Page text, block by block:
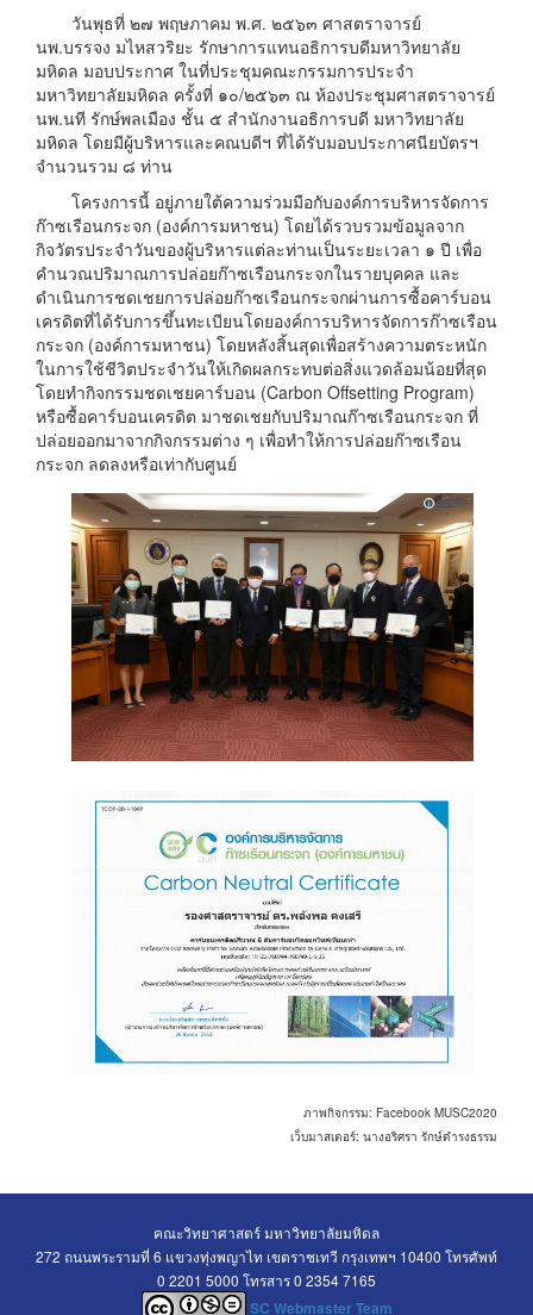
วันพุธที่ ๒๗ พฤษภาคม พ.ศ. ๒๕๖๓ ศาสตราจารย์
นพ.บรรจง มไหสวริยะ รักษาการแทนอธิการบดีมหาวิทยาลัย
มหิดล มอบประกาศ ในที่ประชุมคณะกรรมการประจำ
มหาวิทยาลัยมหิดล ครั้งที่ ๑๐/๒๕๖๓ ณ ห้องประชุมศาสตราจารย์
นพ.นที รักษ์พลเมือง ชั้น ๕ สำนักงานอธิการบดี มหาวิทยาลัย
มหิดล โดยมีผู้บริหารและคณบดีฯ ที่ได้รับมอบประกาศนียบัตรฯ
จำนวนรวม ๘ ท่าน
โครงการนี้ อยู่ภายใต้ความร่วมมือกับองค์การบริหารจัดการ
ก๊าซเรือนกระจก (องค์การมหาชน) โดยได้รวบรวมข้อมูลจาก
กิจวัตรประจำวันของผู้บริหารแต่ละท่านเป็นระยะเวลา ๑ ปี เพื่อ
คำนวณปริมาณการปล่อยก๊าซเรือนกระจกในรายบุคคล และ
ดำเนินการชดเชยการปล่อยก๊าซเรือนกระจกผ่านการซื้อคาร์บอน
เครดิตที่ได้รับการขึ้นทะเบียนโดยองค์การบริหารจัดการก๊าซเรือน
กระจก (องค์การมหาชน) โดยหลังสิ้นสุดเพื่อสร้างความตระหนัก
ในการใช้ชีวิตประจำวันให้เกิดผลกระทบต่อสิ่งแวดล้อมน้อยที่สุด
โดยทำกิจกรรมชดเชยคาร์บอน (Carbon Offsetting Program)
หรือซื้อคาร์บอนเครดิต มาชดเชยกับปริมาณก๊าซเรือนกระจก ที่
ปล่อยออกมาจากกิจกรรมต่าง ๆ เพื่อทำให้การปล่อยก๊าซเรือน
กระจก ลดลงหรือเท่ากับศูนย์
ภาพกิจกรรม: Facebook MUSC2020
เว็บมาสเตอร์: นางอริศรา รักษ์ดำรงธรรม
คณะวิทยาศาสตร์ มหาวิทยาลัยมหิดล
272 ถนนพระรามที่ 6 แขวงทุ่งพญาไท เขตราชเทวี กรุงเทพฯ 10400 โทรศัพท์
0 2201 5000 โทรสาร 0 2354 7165
SC Webmaster Team